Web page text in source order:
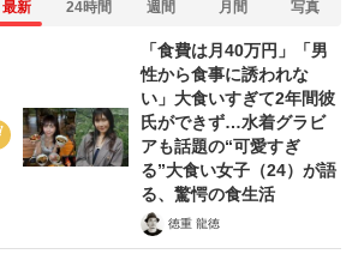
最新 24時間 週間 月間 写真
「食費は月40万円」「男
性から食事に誘われな
い」大食いすぎて2年間彼
氏ができず…水着グラビ
アも話題の“可愛すぎ
る”大食い女子（24）が語
る、驚愕の食生活
徳重 龍徳